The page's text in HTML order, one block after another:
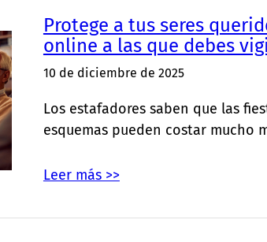
Protege a tus seres
online a las que debes
10 de diciembre de 2025
Los estafadores saben que las
esquemas pueden costar mucho
Leer más >>